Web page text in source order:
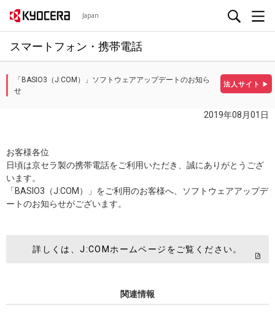
Japan
スマートフォン・携帯電話
法人サイト ▶
「BASIO3（J:COM）」ソフトウェアアップデートのお知ら
せ
2019年08月01日
お客様各位
日頃は京セラ製の携帯電話をご利用いただき、誠にありがとうござ
います。
「BASIO3（J:COM）」をご利用のお客様へ、ソフトウェアアップデ
ートのお知らせがございます。
詳しくは、J:COMホームページをご覧ください。
関連情報